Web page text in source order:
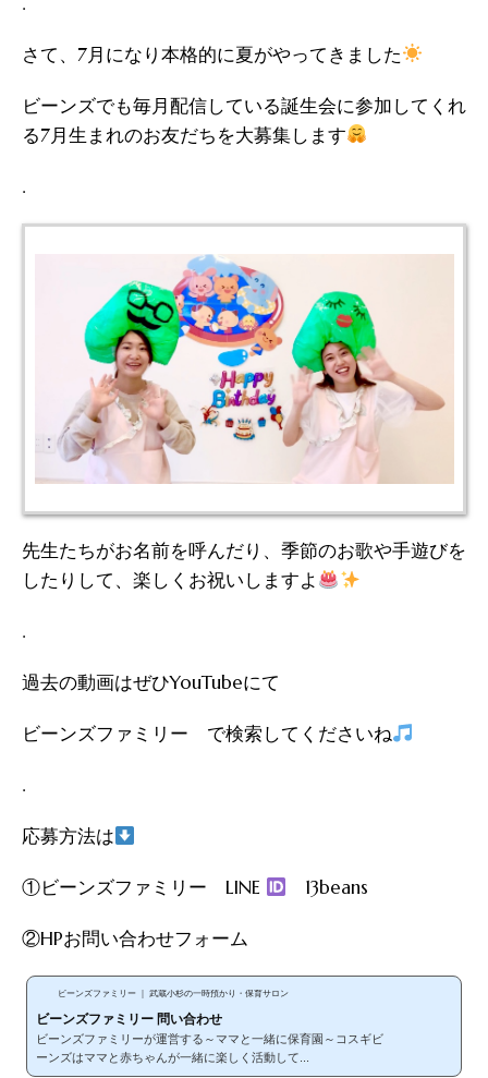
さて、7月になり本格的に夏がやってきました
ビーンズでも毎月配信している誕生会に参加してくれ
る7月生まれのお友だちを大募集します
.
先生たちがお名前を呼んだり、季節のお歌や手遊びを
したりして、楽しくお祝いしますよ
.
過去の動画はぜひYouTubeにて
ビーンズファミリー で検索してくださいね
.
応募方法は
①ビーンズファミリー LINE 13beans
②HPお問い合わせフォーム
ビーンズファミリー ｜ 武蔵小杉の一時預かり・保育サロン
ビーンズファミリー 問い合わせ
ビーンズファミリーが運営する～ママと一緒に保育園～コスギビ
ーンズはママと赤ちゃんが一緒に楽しく活動して...